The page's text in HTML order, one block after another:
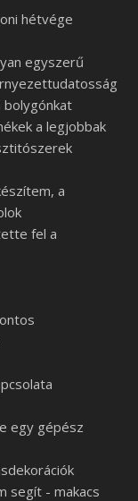
hétvége
egyszerű
a legjobbak
a
fel a
egy gépész
segít - makacs